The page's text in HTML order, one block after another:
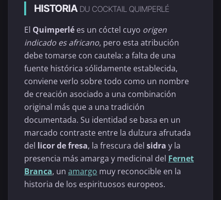
HISTORIA DU COCKTAIL QUIMPERLÉ
El Quimperlé es un cóctel cuyo origen
indicado es africano, pero esta atribución
debe tomarse con cautela: a falta de una
fuente histórica sólidamente establecida,
conviene verlo sobre todo como un nombre
de creación asociado a una combinación
original más que a una tradición
documentada. Su identidad se basa en un
marcado contraste entre la dulzura afrutada
del licor de fresa, la frescura del sidra y la
presencia más amarga y medicinal del Fernet
Branca, un amargo muy reconocible en la
historia de los espirituosos europeos.